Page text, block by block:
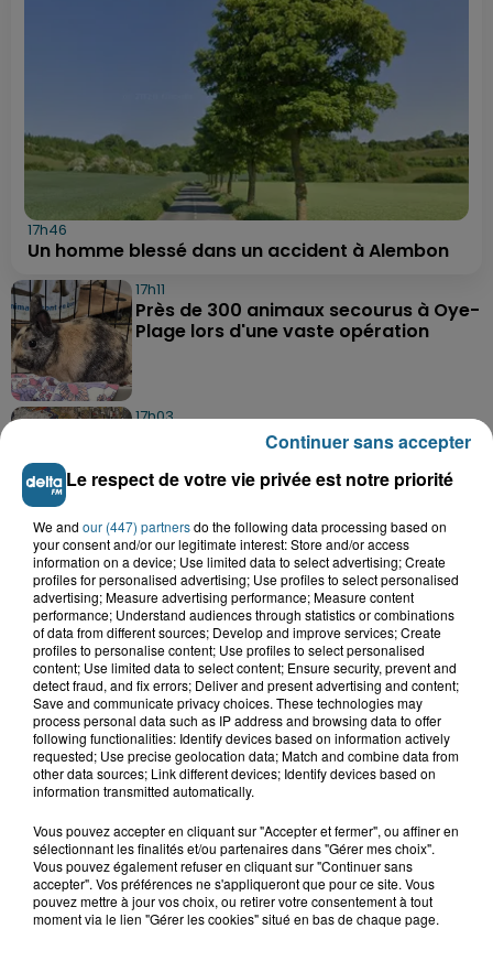
17h46
Un homme blessé dans un accident à Alembon
17h11
Près de 300 animaux secourus à Oye-
Plage lors d'une vaste opération
17h03
Dunkerque : dix jeunes vont parcourir
9 000 km pour rencontrer...
16h19
Blendecques : le jeune garçon de 12
ans qui s'était noyé est...
13h15
Risque incendie dans le Nord : ce que
vous ne pouvez plus faire
NOS AUTRES PODCASTS
Le respect de votre vie privée est notre priorité
We and our (447) partnersdo the following data processing based on
your consent and/or our legitimate interest: Store and/or access
information on a device; Use limited data to select advertising; Create
profiles for personalised advertising; Use profiles to select personalised
advertising; Measure advertising performance; Measure content
performance; Understand audiences through statistics or combinations
of data from different sources; Develop and improve services; Create
profiles to personalise content; Use profiles to select personalised
content; Use limited data to select content; Ensure security, prevent and
detect fraud, and fix errors; Deliver and present advertising and content;
Save and communicate privacy choices. These technologies may
process personal data such as IP address and browsing data to offer
following functionalities: Identify devices based on information actively
requested; Use precise geolocation data; Match and combine data from
other data sources; Link different devices; Identify devices based on
information transmitted automatically.
Vous pouvez accepter en cliquant sur "Accepter et fermer", ou affiner en
sélectionnant les finalités et/ou partenaires dans "Gérer mes choix".
Vous pouvez également refuser en cliquant sur "Continuer sans
accepter". Vos préférences ne s'appliqueront que pour ce site. Vous
pouvez mettre à jour vos choix, ou retirer votre consentement à tout
moment via le lien "Gérer les cookies" situé en bas de chaque page.
Continuer sans accepter